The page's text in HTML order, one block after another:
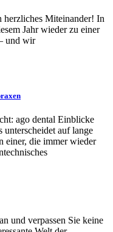
Miteinander! In
Jahr wieder zu einer
und wir
ago dental Einblicke
unterscheidet auf lange
einer, die immer wieder
und verpassen Sie keine